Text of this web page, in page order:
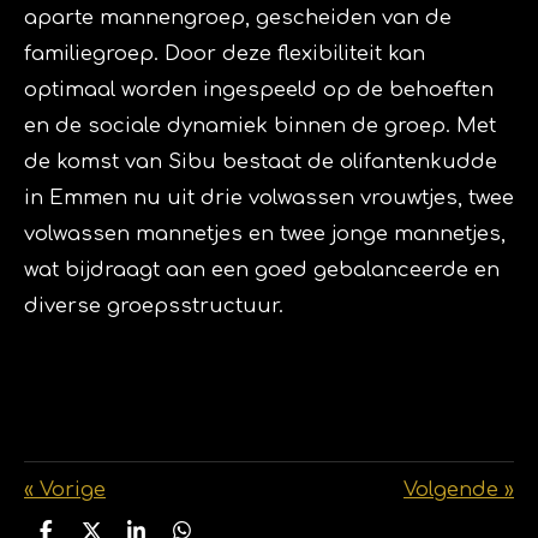
aparte mannengroep, gescheiden van de
familiegroep. Door deze flexibiliteit kan
optimaal worden ingespeeld op de behoeften
en de sociale dynamiek binnen de groep. Met
de komst van Sibu bestaat de olifantenkudde
in Emmen nu uit drie volwassen vrouwtjes, twee
volwassen mannetjes en twee jonge mannetjes,
wat bijdraagt aan een goed gebalanceerde en
diverse groepsstructuur.
« Vorige Volgende »